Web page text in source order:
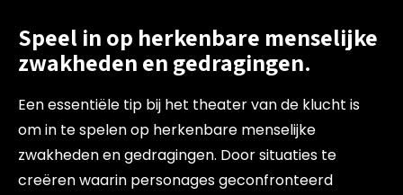
Speel in op herkenbare menselijke
zwakheden en gedragingen.
Een essentiële tip bij het theater van de klucht is
om in te spelen op herkenbare menselijke
zwakheden en gedragingen. Door situaties te
creëren waarin personages geconfronteerd